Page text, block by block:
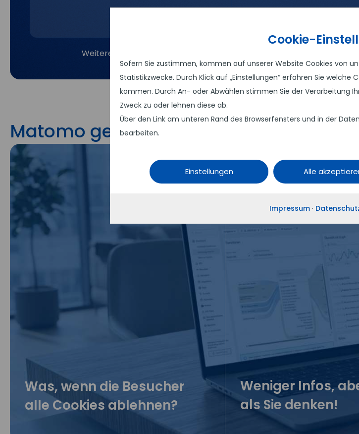
Cookie-
Sofern Sie zustimmen, kommen auf unserer Website Cookies von
Statistikzwecke. Durch Klick auf „Einstellungen“ erfahren Sie welche
kommen. Durch An- oder Abwählen stimmen Sie der Verarbeitung
Zweck zu oder lehnen diese ab.
Über den Link am unteren Rand des Browserfensters und in der
bearbeiten.
Einstellungen Alle
Impressum ·
Weitere Informationen finden Sie auf unserem Blog: Matomo als
Matomo geht auch cookieless!
Was, wenn die Besucher
alle Cookies ablehnen?
Weniger Infos,
als Sie denken!